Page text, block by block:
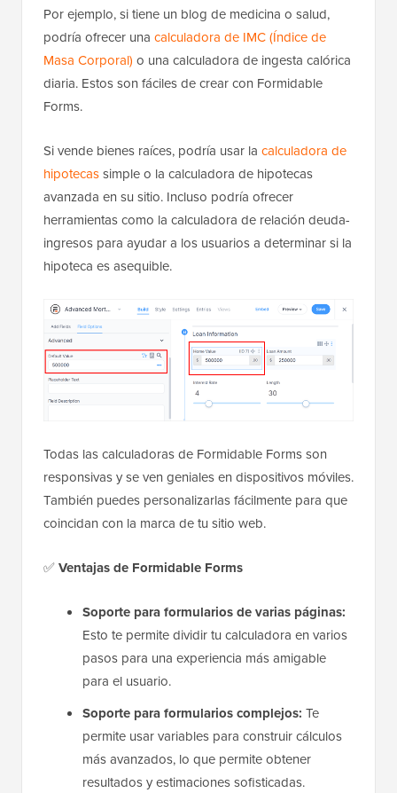
Por ejemplo, si tiene un blog de medicina o salud,
podría ofrecer una calculadora de IMC (Índice de
Masa Corporal) o una calculadora de ingesta calórica
diaria. Estos son fáciles de crear con Formidable
Forms.
Si vende bienes raíces, podría usar la calculadora de
hipotecassimple o la calculadora de hipotecas
avanzada en su sitio. Incluso podría ofrecer
herramientas como la calculadora de relación deuda-
ingresos para ayudar a los usuarios a determinar si la
hipoteca es asequible.
Todas las calculadoras de Formidable Forms son
responsivas y se ven geniales en dispositivos móviles.
También puedes personalizarlas fácilmente para que
coincidan con la marca de tu sitio web.
✅Ventajas de Formidable Forms
Soporte para formularios de varias páginas:
Esto te permite dividir tu calculadora en varios
pasos para una experiencia más amigable
para el usuario.
Soporte para formularios complejos: Te
permite usar variables para construir cálculos
más avanzados, lo que permite obtener
resultados y estimaciones sofisticadas.